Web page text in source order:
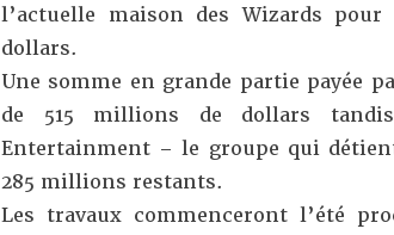
l’actuelle maison des Wizards
dollars.
Une somme en grande partie payée
de 515 millions de dollars
Entertainment – le groupe qui
285 millions restants.
Les travaux commenceront l’été